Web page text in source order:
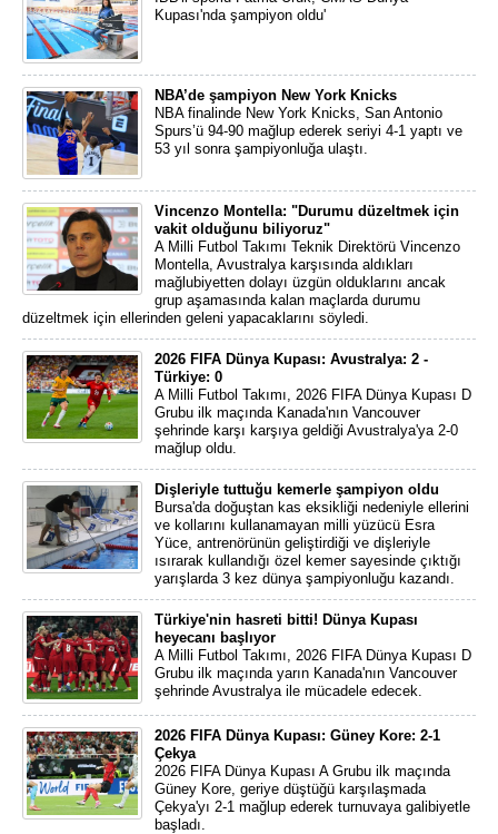
Kupası'nda şampiyon oldu'
NBA’de şampiyon New York Knicks
NBA finalinde New York Knicks, San Antonio
Spurs’ü 94-90 mağlup ederek seriyi 4-1 yaptı ve
53 yıl sonra şampiyonluğa ulaştı.
Vincenzo Montella: "Durumu düzeltmek için
vakit olduğunu biliyoruz"
A Milli Futbol Takımı Teknik Direktörü Vincenzo
Montella, Avustralya karşısında aldıkları
mağlubiyetten dolayı üzgün olduklarını ancak
grup aşamasında kalan maçlarda durumu
düzeltmek için ellerinden geleni yapacaklarını söyledi.
2026 FIFA Dünya Kupası: Avustralya: 2 -
Türkiye: 0
A Milli Futbol Takımı, 2026 FIFA Dünya Kupası D
Grubu ilk maçında Kanada'nın Vancouver
şehrinde karşı karşıya geldiği Avustralya'ya 2-0
mağlup oldu.
Dişleriyle tuttuğu kemerle şampiyon oldu
Bursa'da doğuştan kas eksikliği nedeniyle ellerini
ve kollarını kullanamayan milli yüzücü Esra
Yüce, antrenörünün geliştirdiği ve dişleriyle
ısırarak kullandığı özel kemer sayesinde çıktığı
yarışlarda 3 kez dünya şampiyonluğu kazandı.
Türkiye'nin hasreti bitti! Dünya Kupası
heyecanı başlıyor
A Milli Futbol Takımı, 2026 FIFA Dünya Kupası D
Grubu ilk maçında yarın Kanada'nın Vancouver
şehrinde Avustralya ile mücadele edecek.
2026 FIFA Dünya Kupası: Güney Kore: 2-1
Çekya
2026 FIFA Dünya Kupası A Grubu ilk maçında
Güney Kore, geriye düştüğü karşılaşmada
Çekya'yı 2-1 mağlup ederek turnuvaya galibiyetle
başladı.